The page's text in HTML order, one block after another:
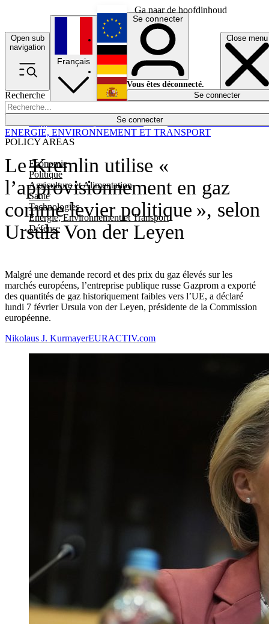
Ga naar de hoofdinhoud
Open sub
navigation
Close menu
Recherche
Se connecter
POLICY AREAS
Economie
Politique
Agriculture et Alimentation
Santé
Technologies
Energie, Environnement et Transport
Défense
Économie
Français
English
Deutsch
Español
Se connecter
Vous êtes déconnecté.
Se connecter
Le Kremlin utilise «
l’approvisionnement en gaz
comme levier politique », selon
Ursula Von der Leyen
Malgré une demande record et des prix du gaz élevés sur les
marchés européens, l’entreprise publique russe Gazprom a exporté
des quantités de gaz historiquement faibles vers l’UE, a déclaré
lundi 7 février Ursula von der Leyen, présidente de la Commission
européenne.
ENERGIE, ENVIRONNEMENT ET TRANSPORT
Nikolaus J. KurmayerEURACTIV.com